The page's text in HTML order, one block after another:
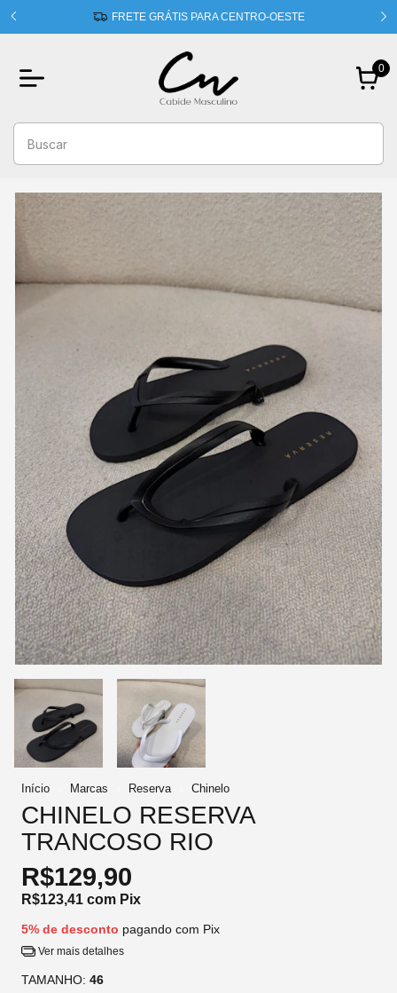
FRETE GRÁTIS PARA CENTRO-OESTE
0
Início Marcas Reserva Chinelo
CHINELO RESERVA
TRANCOSO RIO
R$129,90
R$123,41 com Pix
5% de desconto pagando com Pix
Ver mais detalhes
TAMANHO: 46